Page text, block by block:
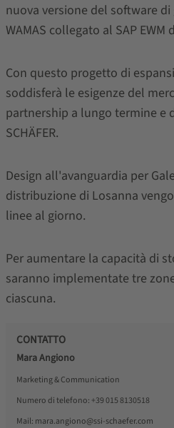
nuova versione del software
WAMAS collegato al SAP EWM
Con questo progetto di
soddisferà le esigenze del
partnership a lungo termine e
SCHÄFER.
Design all'avanguardia per
distribuzione di Losanna
linee al giorno.
Per aumentare la capacità di
saranno implementate tre
ciascuna.
CONTATTO
Mara Angiono
Marketing & Communication
Numero di telefono: +39 015 8130518
Mail: mara.angiono@ssi-schaefer.com